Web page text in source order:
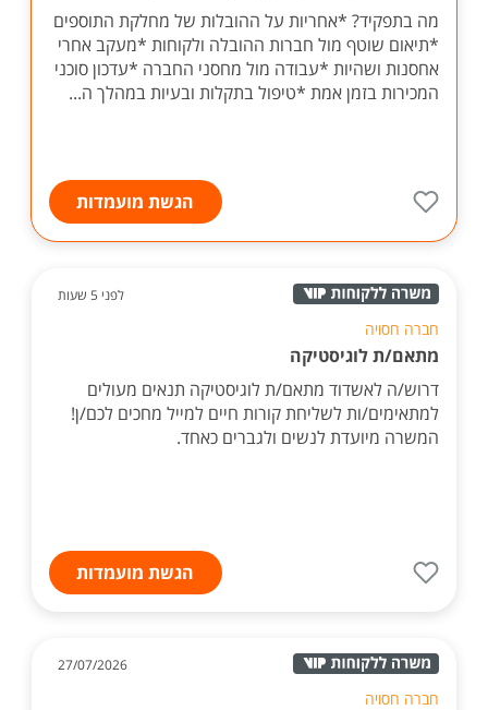
מה בתפקיד? *אחריות על ההובלות של מחלקת התוספים
*תיאום שוטף מול חברות ההובלה ולקוחות *מעקב אחרי
אחסנות ושהיות *עבודה מול מחסני החברה *עדכון סוכני
המכירות בזמן אמת *טיפול בתקלות ובעיות במהלך ה...
הגשת מועמדות
לפני 5 שעות
חברה חסויה
מתאם/ת לוגיסטיקה
דרוש/ה לאשדוד מתאם/ת לוגיסטיקה תנאים מעולים
למתאימים/ות לשליחת קורות חיים למייל מחכים לכם/ן!
המשרה מיועדת לנשים ולגברים כאחד.
הגשת מועמדות
27/07/2026
חברה חסויה